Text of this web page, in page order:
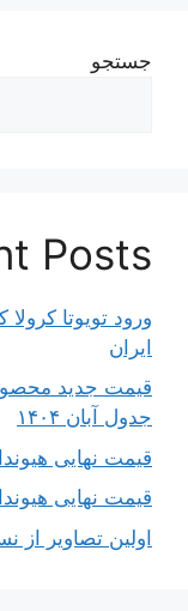
جستجو
Posts
ایران
قیمت جدید
جدول آبان ۱۴۰۴
قیمت نهایی هیوندای
قیمت نهایی هیوندای
اولین تصاویر از نسل